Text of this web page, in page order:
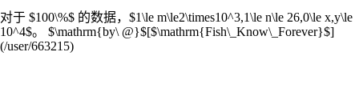
对于 $100\%$ 的数据，$1\le m\le2\times10^3,1\le n\le 26,0\le x,y\le
10^4$。 $\mathrm{by\ @}$[$\mathrm{Fish\_Know\_Forever}$]
(/user/663215)